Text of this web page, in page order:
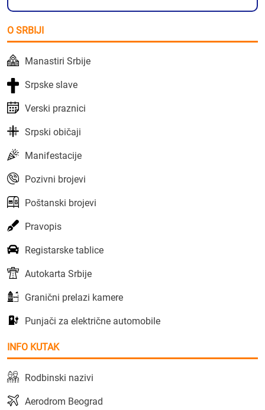
O SRBIJI
Manastiri Srbije
Srpske slave
Verski praznici
Srpski običaji
Manifestacije
Pozivni brojevi
Poštanski brojevi
Pravopis
Registarske tablice
Autokarta Srbije
Granični prelazi kamere
Punjači za električne automobile
INFO KUTAK
Rodbinski nazivi
Aerodrom Beograd